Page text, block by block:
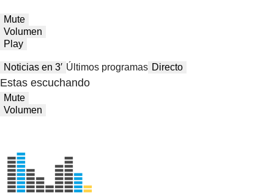
Mute
Volumen
Play
Noticias en 3′ Últimos programas Directo
Estas escuchando
Mute
Volumen